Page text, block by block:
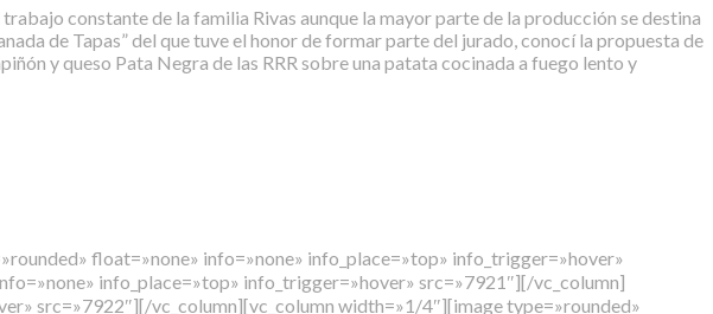
constante de la familia Rivas aunque la mayor parte de la producción se destina
de Tapas” del que tuve el honor de formar parte del jurado, conocí la propuesta de
y queso Pata Negra de las RRR sobre una patata cocinada a fuego lento y
float=»none» info=»none» info_place=»top» info_trigger=»hover»
info_place=»top» info_trigger=»hover» src=»7921″][/vc_column]
src=»7922″][/vc_column][vc_column width=»1/4″][image type=»rounded»